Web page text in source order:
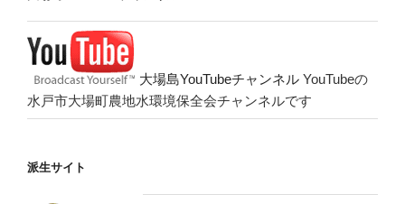
大場島YouTubeチャンネル YouTubeの
水戸市大場町農地水環境保全会チャンネルです
派生サイト